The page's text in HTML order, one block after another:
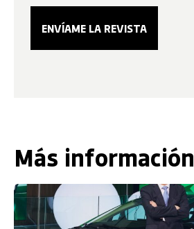
Más información